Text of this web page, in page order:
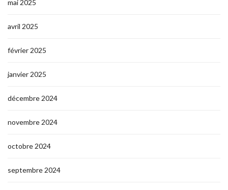
mai 2025
avril 2025
février 2025
janvier 2025
décembre 2024
novembre 2024
octobre 2024
septembre 2024